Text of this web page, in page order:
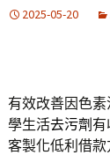
2025-05-20
有效改善因色
學生活去污劑
客製化低利借